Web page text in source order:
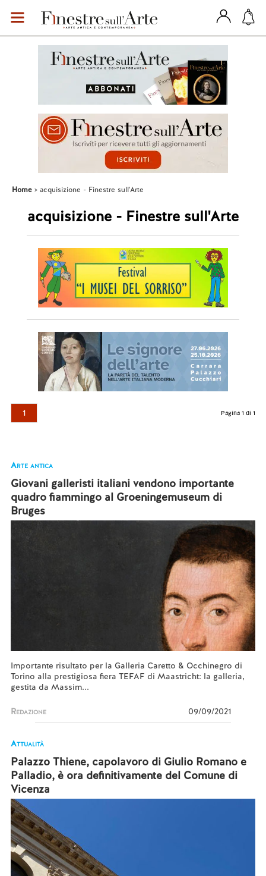
Home acquisizione - Finestre sull'Arte
acquisizione - Finestre sull'Arte
1 Pagina 1 di 1
Arte antica
Giovani galleristi italiani vendono importante
quadro fiammingo al Groeningemuseum di
Bruges
Importante risultato per la Galleria Caretto & Occhinegro di
Torino alla prestigiosa fiera TEFAF di Maastricht: la galleria,
gestita da Massim...
Redazione 09/09/2021
Attualità
Palazzo Thiene, capolavoro di Giulio Romano e
Palladio, è ora definitivamente del Comune di
Vicenza